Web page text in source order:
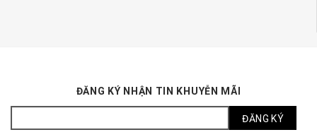
ĐĂNG KÝ NHẬN TIN KHUYỄN MÃI